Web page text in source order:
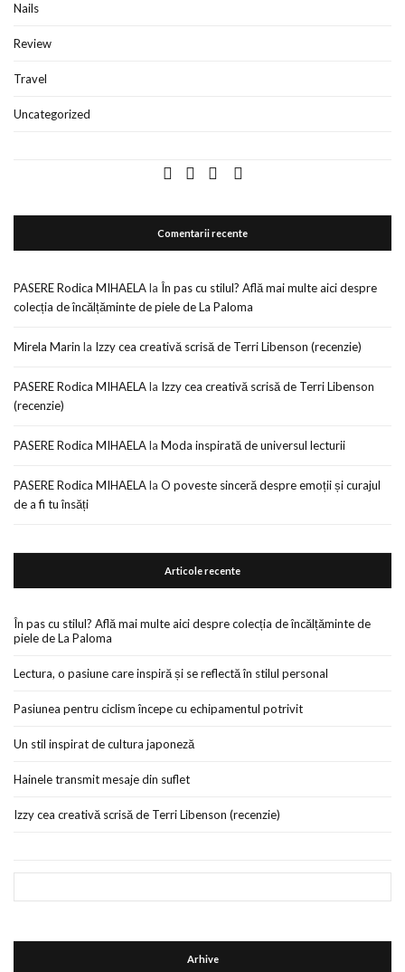
Nails
Review
Travel
Uncategorized
Comentarii recente
PASERE Rodica MIHAELAla În pas cu stilul? Află mai multe aici despre
colecția de încălțăminte de piele de La Paloma
Mirela Marin la Izzy cea creativă scrisă de Terri Libenson (recenzie)
PASERE Rodica MIHAELAla Izzy cea creativă scrisă de Terri Libenson
(recenzie)
PASERE Rodica MIHAELAla Moda inspirată de universul lecturii
PASERE Rodica MIHAELAla O poveste sinceră despre emoții și curajul
de a fi tu însăți
Articole recente
În pas cu stilul? Află mai multe aici despre colecția de încălțăminte de
piele de La Paloma
Lectura, o pasiune care inspiră și se reflectă în stilul personal
Pasiunea pentru ciclism începe cu echipamentul potrivit
Un stil inspirat de cultura japoneză
Hainele transmit mesaje din suflet
Izzy cea creativă scrisă de Terri Libenson (recenzie)
Arhive